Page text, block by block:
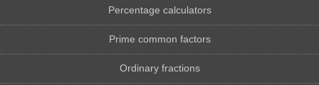
Percentage calculators
Prime common factors
Ordinary fractions